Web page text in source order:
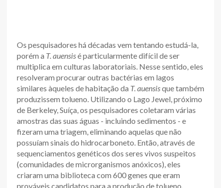
Os pesquisadores há décadas vem tentando estudá-la,
porém a T. auensisé particularmente difícil de ser
multiplica em culturas laboratoriais. Nesse sentido, eles
resolveram procurar outras bactérias em lagos
similares àqueles de habitação da T. auensisque também
produzissem tolueno. Utilizando o Lago Jewel, próximo
de Berkeley, Suíça, os pesquisadores coletaram várias
amostras das suas águas - incluindo sedimentos - e
fizeram uma triagem, eliminando aquelas que não
possuíam sinais do hidrocarboneto. Então, através de
sequenciamentos genéticos dos seres vivos suspeitos
(comunidades de microrganismos anóxicos), eles
criaram uma biblioteca com 600 genes que eram
prováveis candidatos para a produção de tolueno.